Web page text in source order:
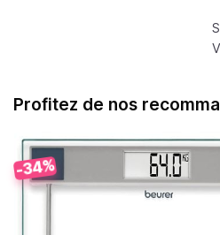
Profitez de nos
-34%